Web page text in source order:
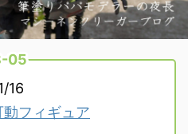
05
16
フィギュア